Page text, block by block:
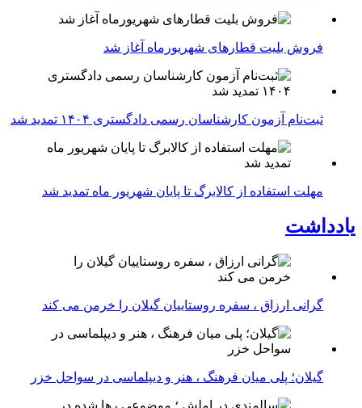
فروش بلیت قطارهای شهریورماه آغاز شد
ثبت‌نام آزمون کارشناسان رسمی دادگستری ۱۴۰۴ تمدید شد
مهلت استفاده از کالابرگ تا پایان شهریور ماه تمدید شد
یادداشت
گرانی ارزاق ، سفره روستاییان گیلان را خرمن می کند
گیلان؛ پلی میان فرهنگ ، هنر و دیپلماسی در سواحل خزر